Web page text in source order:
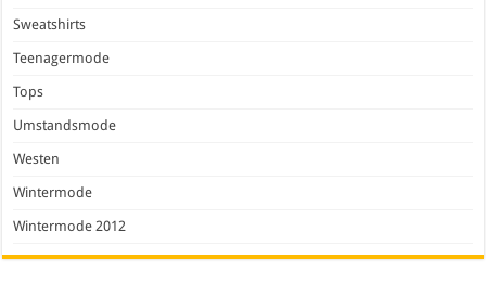
Sweatshirts
Teenagermode
Tops
Umstandsmode
Westen
Wintermode
Wintermode 2012